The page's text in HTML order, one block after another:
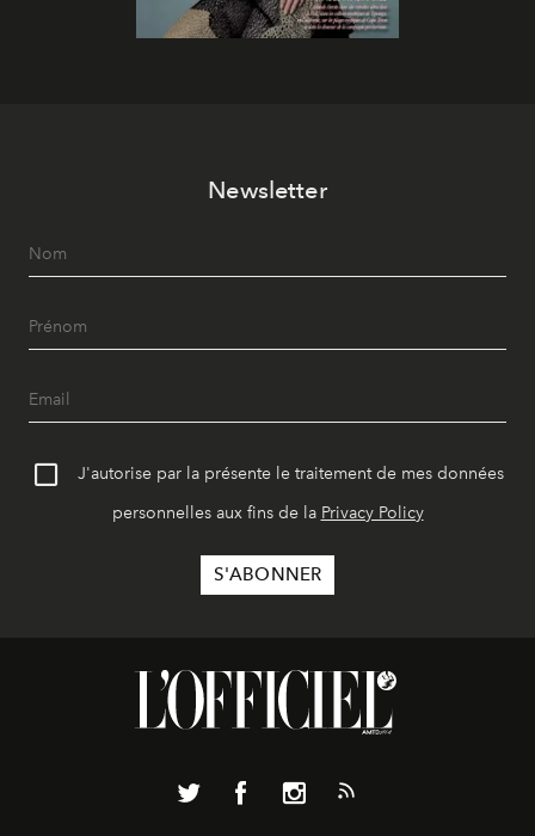
Newsletter
J'autorise par la présente le traitement de mes données
personnelles aux fins de la Privacy Policy